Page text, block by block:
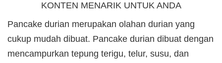
KONTEN MENARIK UNTUK ANDA
Pancake durian merupakan olahan durian yang
cukup mudah dibuat. Pancake durian dibuat dengan
mencampurkan tepung terigu, telur, susu, dan